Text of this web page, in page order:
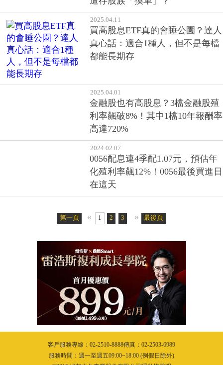
誰？0050成長最驚人！006208慘
遭存股族「換車」？
2025.04.11
買高股息ETF真的會睡公園？達人
真心話：適合1種人，但不是每檔
2025.04.01
金融股也有高股息？3檔金融股殖
利率飆破8%！其中1檔10年報酬率
高達720%
2024.02.07
0056配息連4季配1.07元，預估年
化殖利率飆12%！0056最後買進日
在這天
第一頁 « 1 2 3 4 5 6
» 最後頁
客戶服務專線：02-2510-8888傳真：02-2503-6989
服務時間：週一至週五09:00~18:00 (例假日除外)